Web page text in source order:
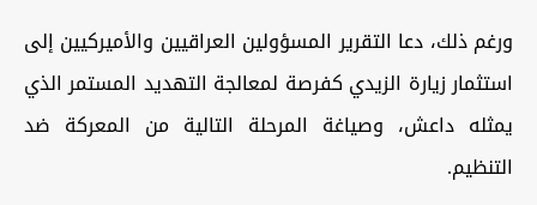
ورغم ذلك، دعا التقرير المسؤولين العراقيين والأميركيين إلى
استثمار زيارة الزيدي كفرصة لمعالجة التهديد المستمر الذي
يمثله داعش، وصياغة المرحلة التالية من المعركة ضد
التنظيم.